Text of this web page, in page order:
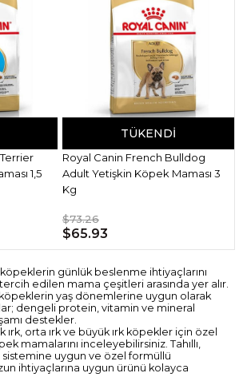
1,5
TÜKENDI
Royal Canin French Bulldog
Adult Yetişkin Köpek Maması 3
Kg
$73.26
$65.93
günlük beslenme ihtiyaçlarını
edilen mama çeşitleri arasında yer alır.
köpeklerin yaş dönemlerine uygun olarak
dengeli protein, vitamin ve mineral
destekler.
ırk, orta ırk ve büyük ırk köpekler için özel
mamalarını inceleyebilirsiniz. Tahıllı,
sistemine uygun ve özel formüllü
ihtiyaçlarına uygun ürünü kolayca